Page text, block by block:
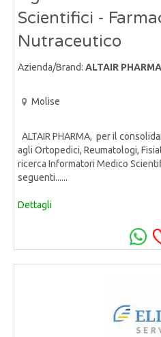
Scientifici -
Nutraceutico
Azienda/Brand: ALTAIR PHARMA
Molise
ALTAIR PHARMA, per il
agli Ortopedici, Reumatologi,
ricerca Informatori Medico
seguenti......
Dettagli